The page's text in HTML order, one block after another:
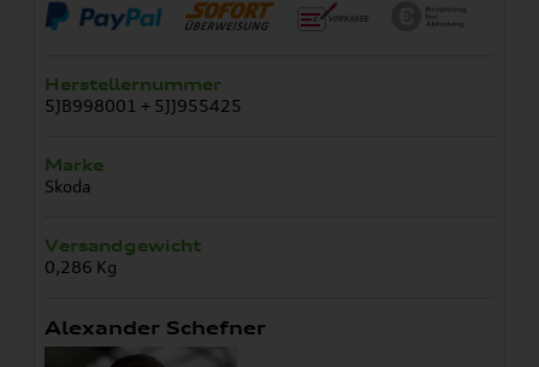
Herstellernummer
5JB998001 + 5JJ955425
Marke
Skoda
Versandgewicht
0,286 Kg
Alexander Schefner